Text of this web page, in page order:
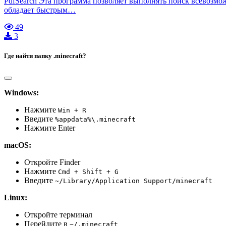
обладает быстрым…
49
3
Где найти папку .minecraft?
Windows:
Нажмите Win + R
Введите %appdata%\.minecraft
Нажмите Enter
macOS:
Откройте Finder
Нажмите Cmd + Shift + G
Введите ~/Library/Application Support/minecraft
Linux:
Откройте терминал
Перейдите в ~/.minecraft